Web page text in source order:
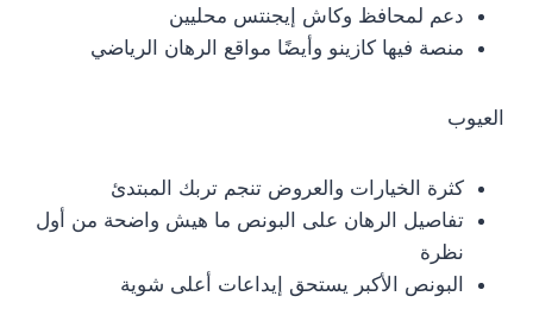
دعم لمحافظ وكاش إيجنتس محليين
منصة فيها كازينو وأيضًا مواقع الرهان الرياضي
العيوب
كثرة الخيارات والعروض تنجم تربك المبتدئ
تفاصيل الرهان على البونص ما هيش واضحة من أول
نظرة
البونص الأكبر يستحق إيداعات أعلى شوية